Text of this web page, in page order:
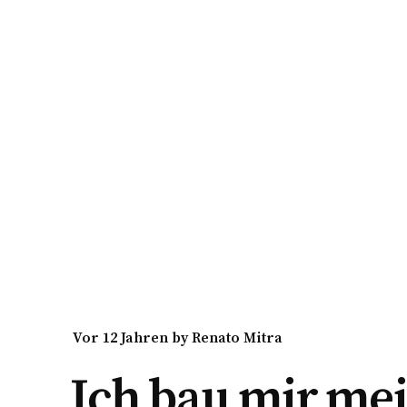
vor 12 Jahren byRenato Mitra